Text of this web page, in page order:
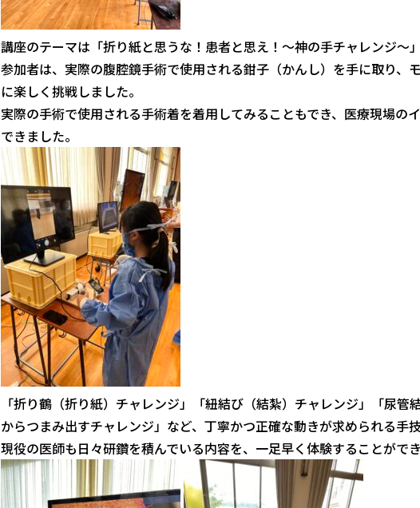
講座のテーマは「折り紙と思うな！患者と思え！～神の手チャレンジ～」
参加者は、実際の腹腔鏡手術で使用される鉗子（かんし）を手に取り、
に楽しく挑戦しました。
実際の手術で使用される手術着を着用してみることもでき、医療現場の
できました。
「折り鶴（折り紙）チャレンジ」「紐結び（結紮）チャレンジ」「尿
からつまみ出すチャレンジ」など、丁寧かつ正確な動きが求められる手
現役の医師も日々研鑽を積んでいる内容を、一足早く体験することができ